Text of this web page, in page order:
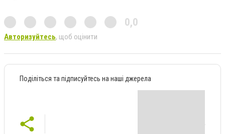
0,0
Авторизуйтесь, щоб оцінити
Поділіться та підписуйтесь на наші джерела